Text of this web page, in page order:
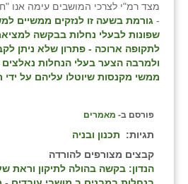
מצד רמ"י לצרכי המושבים עימה אנו
- גורמת בשעה זו לנזקים ממשיים
שפונות לבעלי נחלות בבקשה
לתקופה ארוכה - פתרון שלא ניתן
ולמרבה הצער בעלי הנחלות
ממשי מקנסות שיוטלו עליהם על ידי
פורסם ב- מאמרים
תגיות:
תכנון ובניה
קבצים מצורפים להורדה
הנדון: בקשה בהולה לתיקון וראת